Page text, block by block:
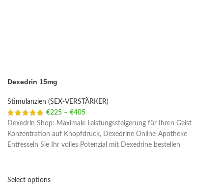
Dexedrin 15mg
Stimulanzien (SEX-VERSTÄRKER)
€225 – €405
Dexedrin Shop: Maximale Leistungssteigerung für Ihren Geist
Konzentration auf Knopfdruck, Dexedrine Online-Apotheke
Entfesseln Sie Ihr volles Potenzial mit Dexedrine bestellen
Select options